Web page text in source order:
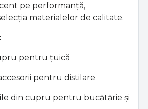
pe performanță,
materialelor de calitate.
pentru țuică
pentru distilare
din cupru pentru bucătărie și